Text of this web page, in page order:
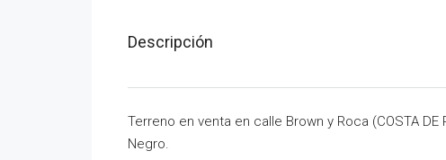
Descripción
Terreno en venta en calle Brown y Roca (COSTA
Negro.